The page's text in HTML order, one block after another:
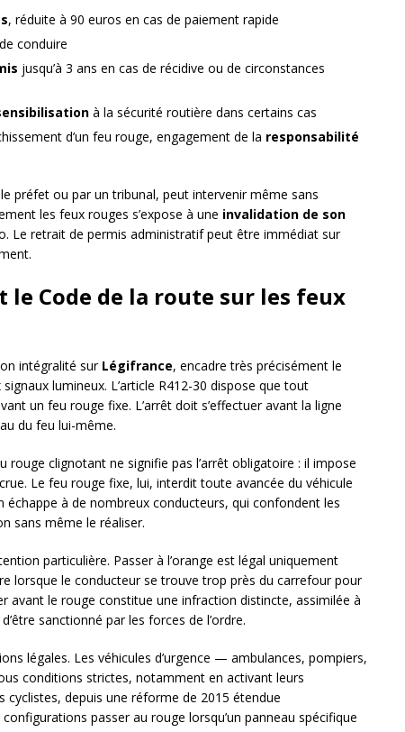
, réduite à 90 euros en cas de paiement rapide
conduire
jusqu’à 3 ans en cas de récidive ou de circonstances
à la sécurité routière dans certains cas
d’un feu rouge, engagement de la responsabilité
préfet ou par un tribunal, peut intervenir même sans
les feux rouges s’expose à une invalidation de son
Le retrait de permis administratif peut être immédiat sur
le Code de la route sur les feux
intégralité sur Légifrance, encadre très précisément le
lumineux. L’article R412-30 dispose que tout
un feu rouge fixe. L’arrêt doit s’effectuer avant la ligne
du feu lui-même.
rouge clignotant ne signifie pas l’arrêt obligatoire : il impose
Le feu rouge fixe, lui, interdit toute avancée du véhicule
échappe à de nombreux conducteurs, qui confondent les
sans même le réaliser.
particulière. Passer à l’orange est légal uniquement
lorsque le conducteur se trouve trop près du carrefour pour
avant le rouge constitue une infraction distincte, assimilée à
sanctionné par les forces de l’ordre.
légales. Les véhicules d’urgence — ambulances, pompiers,
conditions strictes, notamment en activant leurs
cyclistes, depuis une réforme de 2015 étendue
passer au rouge lorsqu’un panneau spécifique